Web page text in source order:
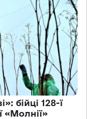
бійці 128-ї
«Молнії»